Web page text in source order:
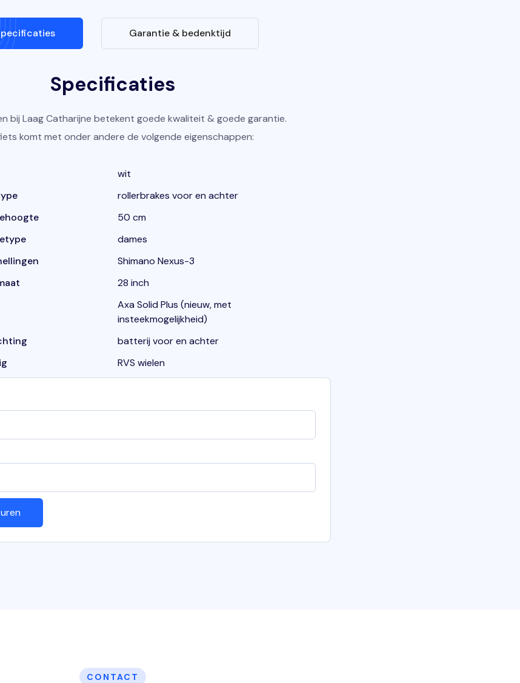
Garantie & bedenktijd
Specificaties
bij Laag Catharijne betekent goede kwaliteit & goede garantie.
komt met onder andere de volgende eigenschappen:
wit
rollerbrakes voor en achter
50 cm
dames
Shimano Nexus-3
28 inch
Axa Solid Plus (nieuw, met
insteekmogelijkheid)
batterij voor en achter
RVS wielen
CONTACT